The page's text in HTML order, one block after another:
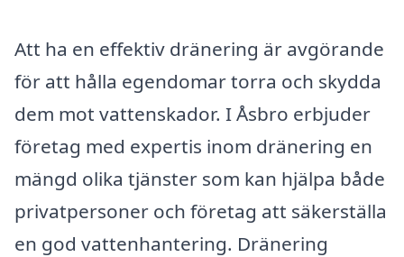
Att ha en effektiv dränering är avgörande
för att hålla egendomar torra och skydda
dem mot vattenskador. I Åsbro erbjuder
företag med expertis inom dränering en
mängd olika tjänster som kan hjälpa både
privatpersoner och företag att säkerställa
en god vattenhantering. Dränering